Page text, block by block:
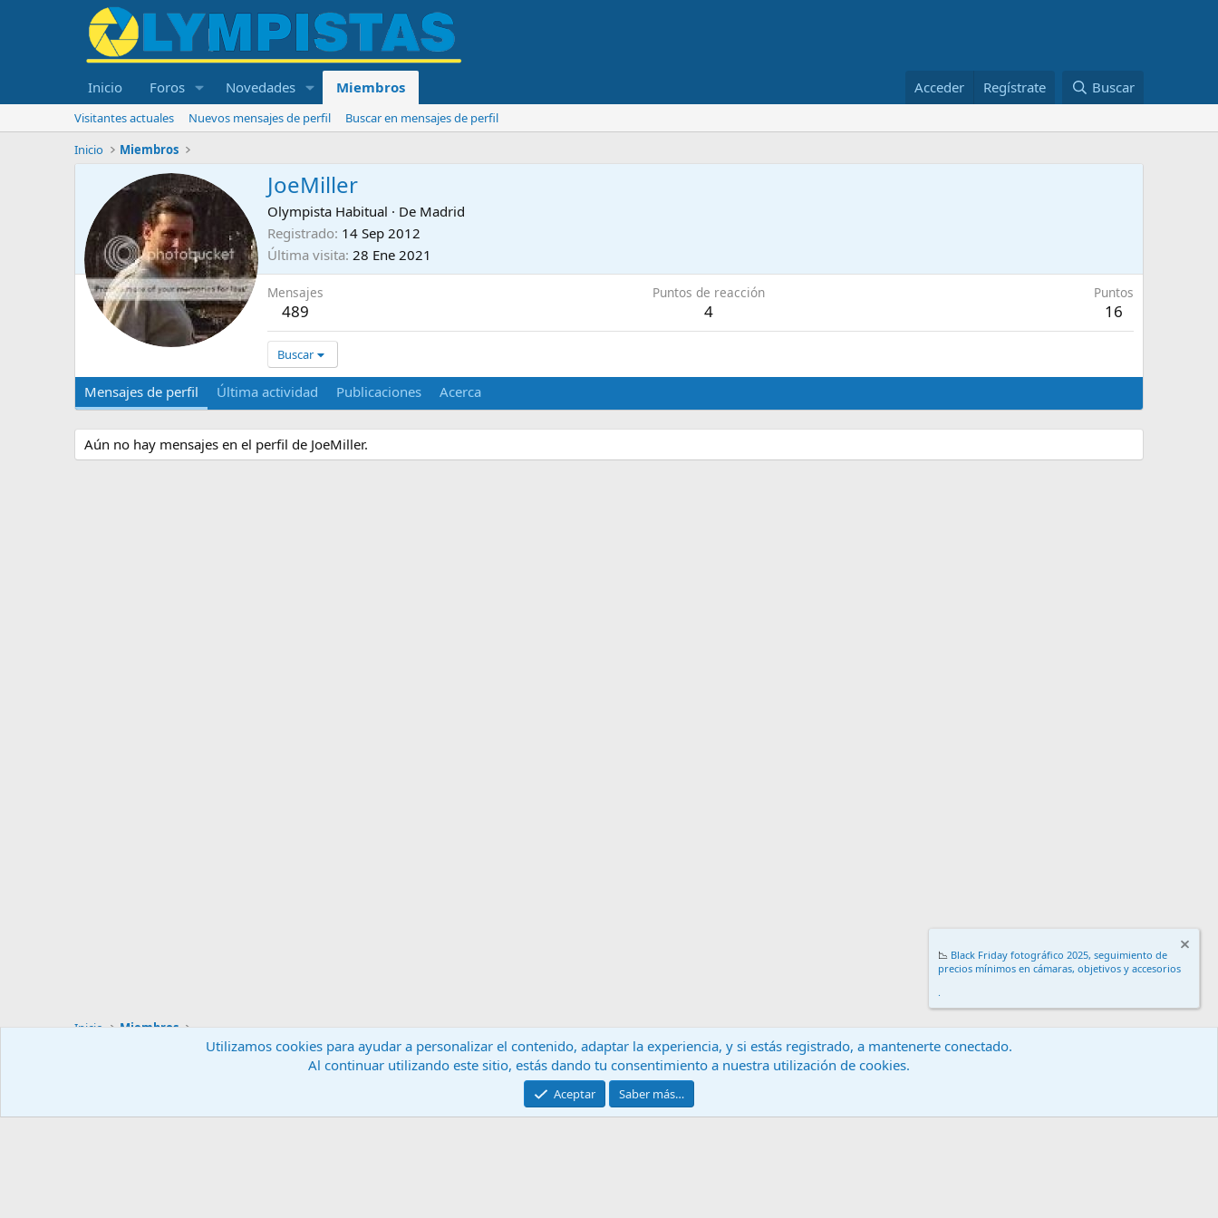
Inicio Foros Novedades Miembros Acceder Regístrate Buscar
Visitantes actuales Nuevos mensajes de perfil
Buscar en mensajes de perfil
Inicio
Miembros
JoeMiller
Olympista Habitual · De Madrid
Registrado 14 Sep 2012
Última visita 28 Ene 2021
Mensajes
489
Puntos de reacción
4
Puntos
16
Buscar
Mensajes de perfil Última actividad Publicaciones Acerca
Aún no hay mensajes en el perfil de JoeMiller.
Inicio Miembros
Contáctanos Términos y reglas
Community platform by XenForo® © 2010-2024 XenForo Ltd.
📉 Black Friday fotográfico 2025, seguimiento de
precios mínimos en cámaras, objetivos y accesorios
.
Utilizamos cookies para ayudar a personalizar el contenido, adaptar la experiencia, y si estás registrado, a mantenerte conectado.
Al continuar utilizando este sitio, estás dando tu consentimiento a nuestra utilización de cookies.
Aceptar Saber más…